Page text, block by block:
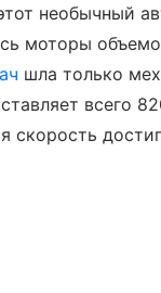
необычный
моторы
шла только
всего
скорость